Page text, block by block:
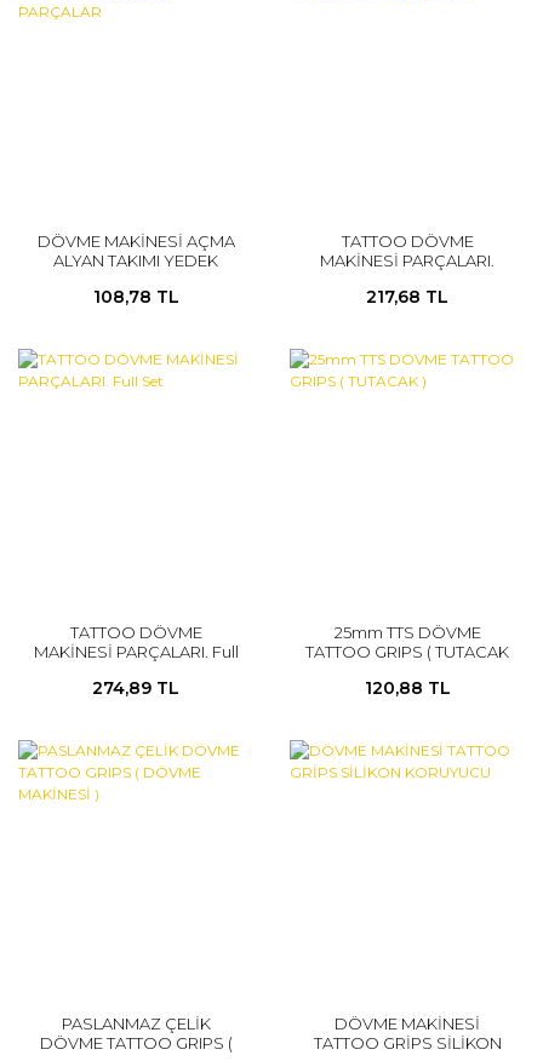
DÖVME MAKİNESİ AÇMA
ALYAN TAKIMI YEDEK
108,78 TL
TATTOO DÖVME
MAKİNESİ PARÇALARI.
217,68 TL
TATTOO DÖVME
MAKİNESİ PARÇALARI. Full
274,89 TL
25mm TTS DÖVME
TATTOO GRIPS ( TUTACAK
120,88 TL
PASLANMAZ ÇELİK
DÖVME TATTOO GRIPS (
DÖVME MAKİNESİ
TATTOO GRİPS SİLİKON